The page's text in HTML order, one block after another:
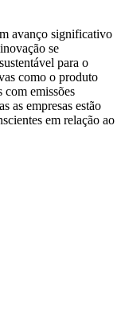
avanço significativo
se
para o
como o produto
com emissões
as empresas estão
em relação ao